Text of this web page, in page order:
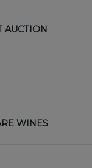
AUCTION
WINES